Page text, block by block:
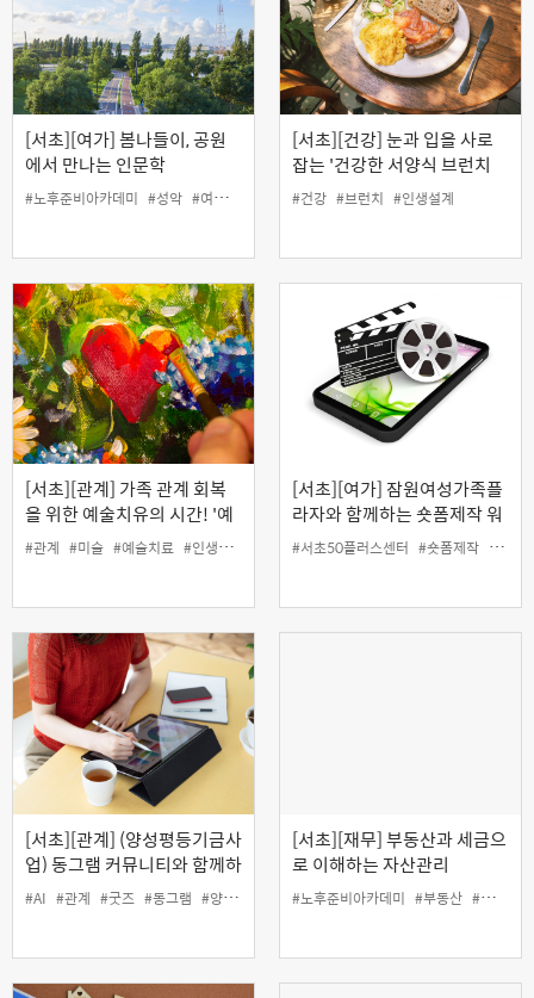
[서초][여가] 봄나들이, 공원
에서 만나는 인문학
#노후준비아카데미 #성악 #여가 #인생설계
[서초][건강] 눈과 입을 사로
잡는 '건강한 서양식 브런치
밥상'
#건강 #브런치 #인생설계
[서초][관계] 가족 관계 회복
을 위한 예술치유의 시간! '예
술로 바라보는 나와 가족'
#관계 #미술 #예술치료 #인생설계
[서초][여가] 잠원여성가족플
라자와 함께하는 숏폼제작 워
크숍 : 나의 일상 숏폼 에세이
#서초50플러스센터 #숏폼제작 #여가
[서초][관계] (양성평등기금사
업) 동그램 커뮤니티와 함께하
는 '굿즈 제작 전문가 과정'
#AI #관계 #굿즈 #동그램 #양성평등 #인생설계 #커뮤니티
[서초][재무] 부동산과 세금으
로 이해하는 자산관리
#노후준비아카데미 #부동산 #세금